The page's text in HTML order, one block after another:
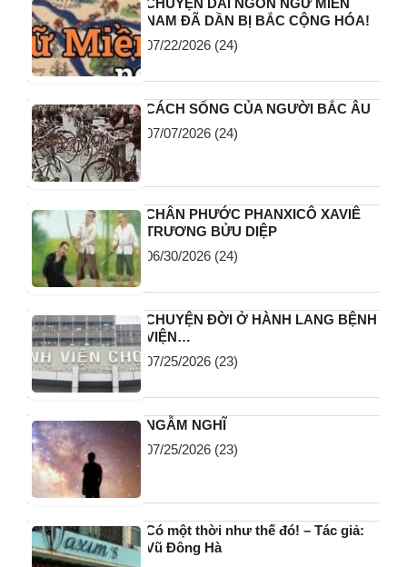
Đó không phải kỹ năng. Đó là lòng
dũng cảm. Truyen ngan HAY
07/05/2026 (26)
ĐẤT CỦA HEO – Lm. Minh Anh, Tgp.
06/30/2026 (25)
CHUYỆN DÀI NGÔN NGỮ MIỀN
NAM ĐÃ DẦN BỊ BẮC CỘNG HÓA!
07/22/2026 (24)
CÁCH SỐNG CỦA NGƯỜI BẮC ÂU
CHÂN PHƯỚC PHANXICÔ XAVIÊ
06/30/2026 (24)